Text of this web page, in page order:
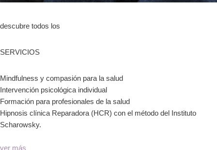
descubre todos los
SERVICIOS
Mindfulness y compasión para la salud
Intervención psicológica individual
Formación para profesionales de la salud
Hipnosis clínica Reparadora (HCR) con el método del Instituto
Scharowsky.
ver más